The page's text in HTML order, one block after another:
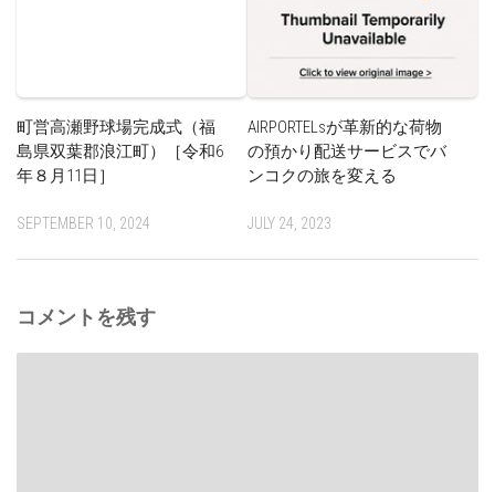
町営高瀬野球場完成式（福
島県双葉郡浪江町）［令和6
年８月11日］
SEPTEMBER 10, 2024
AIRPORTELsが革新的な荷物
の預かり配送サービスでバ
ンコクの旅を変える
JULY 24, 2023
コメントを残す